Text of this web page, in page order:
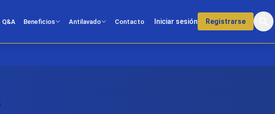
Q&A Beneficios Antilavado Contacto Iniciar sesión Registrarse